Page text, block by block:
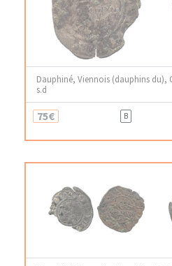
Dauphiné, Viennois (dauphins du),
s.d
75€ B